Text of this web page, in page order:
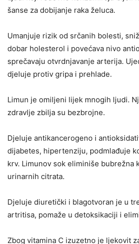
šanse za dobijanje raka želuca.
Umanjuje rizik od srčanih bolesti,
dobar holesterol i povećava nivo
sprečavaju otvrdnjavanje arterija.
djeluje protiv gripa i prehlade.
Limun je omiljeni lijek mnogih ljudi.
zdravlje zbilja su bezbrojne.
Djeluje antikancerogeno i
dijabetes, hipertenziju, podmlađuje
krv. Limunov sok eliminiše bubrežna
urinarnih citrata.
Djeluje diuretički i blagotvoran je u
artritisa, pomaže u detoksikaciji i
Zbog vitamina C izuzetno je ljekovit